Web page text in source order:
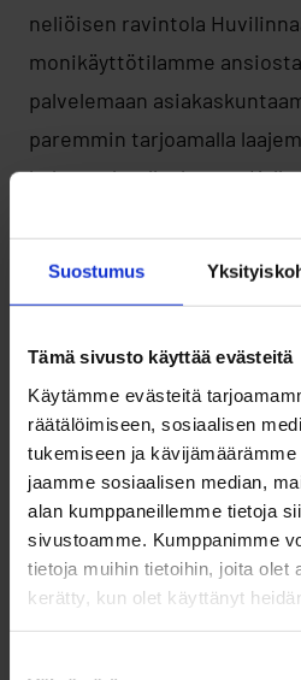
Suostumus
Tämä sivusto käyttää evästeitä
Käytämme evästeitä
räätälöimiseen, sosiaalisen
tukemiseen ja
jaamme sosiaalisen median,
alan kumppaneillemme tietoja
sivustoamme. Kumppanimme
tietoja muihin tietoihin, joita olet
kerätty, kun olet käyttänyt
neliöisen ravintola
monikäyttötilamme
palvelemaan
paremmin tarjoamalla
koko perheelle, kertoo Kalle
Talvikylä ja
Ravintola Huvilinnan
Talvikylä toimii entistäkin
tapahtumien
virkistyspäivät, yhteisöjen
miksei myös vaikka
kestitseminen onnistuvat
Talvikylän tarjotessa